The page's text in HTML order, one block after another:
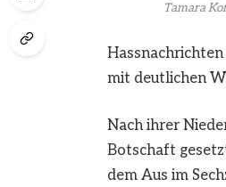
Tamara
mit deutlichen
Nach ihrer
Botschaft
dem Aus im